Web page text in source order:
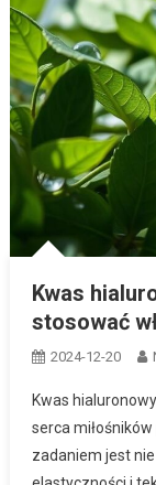
Kwas
stosować
2024-12-20
Kwas
serca
zadaniem jest